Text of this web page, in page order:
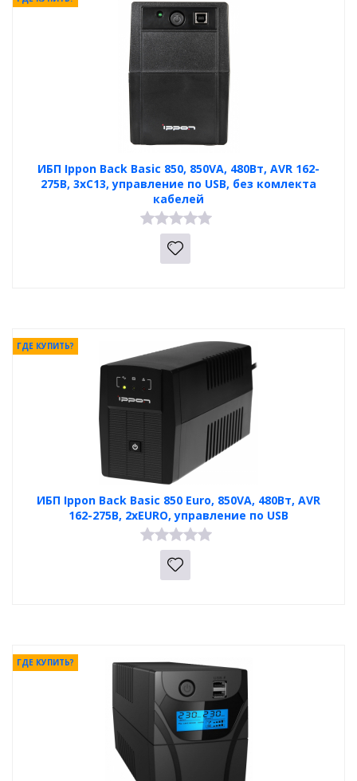
ИБП Ippon Back Basic 850, 850VA, 480Вт, AVR 162-
275В, 3хС13, управление по USB, без комлекта
кабелей
ИБП Ippon Back Basic 850 Euro, 850VA, 480Вт, AVR
162-275В, 2хEURO, управление по USB
ГДЕ КУПИТЬ?
ГДЕ КУПИТЬ?